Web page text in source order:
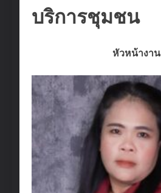
บริการชุมชน
หัวหน้างาน